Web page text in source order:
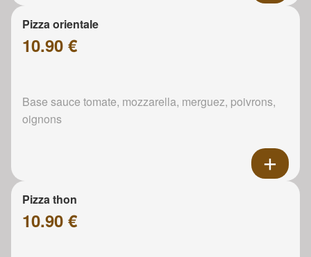
Pizza orientale
10.90 €
Base sauce tomate, mozzarella, merguez, poivrons,
oignons
Pizza thon
10.90 €